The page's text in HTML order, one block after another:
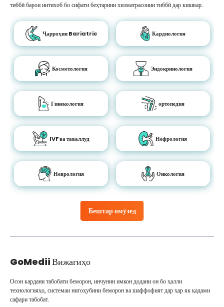
Бештар омӯзед
тиббӣ барои интихоб бо сифати беҳтарини хизматрасонии тиббӣ дар кишвар.
Ҷарроҳии Bariatric Кардиология
Косметология Эндокринология
Гинекология ортопедия
IVF ва таваллуд Нефрология
Неврология Онкология
GoMediiВижагиҳо
Осон кардани табобати беморон, инчунин имкон додани он бо ҳалли
технологияҳо, системаи нигоҳубини беморон ва шаффофият дар ҳар як қадами
сафари табобат.